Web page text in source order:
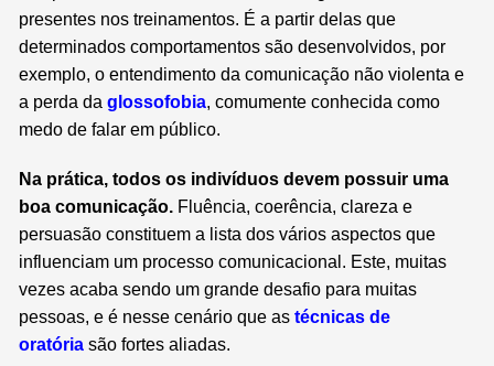
presentes nos treinamentos. É a partir delas que
determinados comportamentos são desenvolvidos, por
exemplo, o entendimento da comunicação não violenta e
a perda daglossofobia, comumente conhecida como
medo de falar em público.
Na prática, todos os indivíduos devem possuir uma
boa comunicação. Fluência, coerência, clareza e
persuasão constituem a lista dos vários aspectos que
influenciam um processo comunicacional. Este, muitas
vezes acaba sendo um grande desafio para muitas
pessoas, e é nesse cenário que astécnicas de
oratória são fortes aliadas.